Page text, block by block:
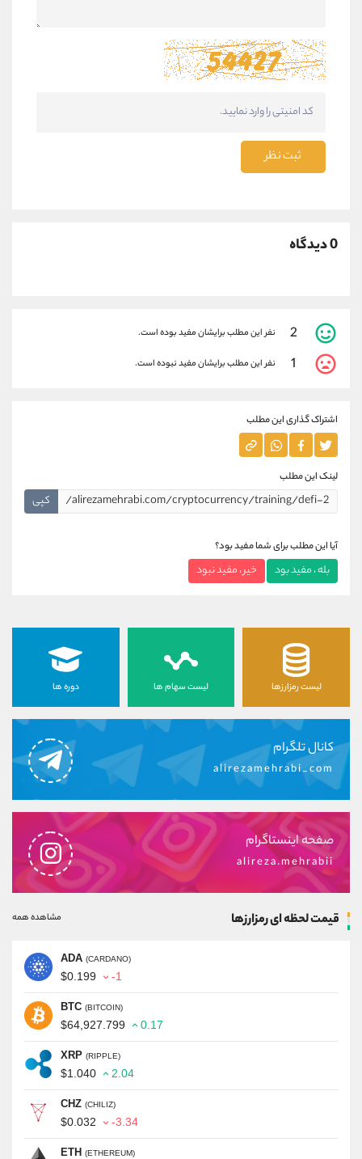
ثبت نظر
0 دیدگاه
2 نفر این مطلب برایشان مفید بوده است.
1 نفر این مطلب برایشان مفید نبوده است.
اشتراک گذاری این مطلب
لینک این مطلب
کپی
آیا این مطلب برای شما مفید بود؟
بله ، مفید بود خیر ، مفید نبود
لیست رمزارزها لیست سهام ها دوره ها
کانال تلگرام
alirezamehrabi_com
صفحه اینستاگرام
alireza.mehrabii
قیمت لحظه ای رمزارزها مشاهده همه
ADA (CARDANO)
$0.199 -1
BTC (BITCOIN)
$64,927.799 0.17
XRP (RIPPLE)
$1.040 2.04
CHZ (CHILIZ)
$0.032 -3.34
ETH (ETHEREUM)